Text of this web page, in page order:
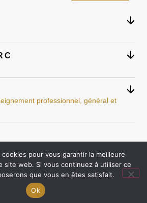
professionnel, général et
Mentions légales
Réalisation : Ekole.fr
pour vous garantir la meilleure
site web. Si vous continuez à utiliser ce
que vous en êtes satisfait.
Ok
: compensation de
de notre site internet